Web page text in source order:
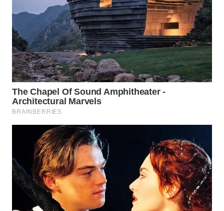
CIANJUR
WN
KEPULAUAN
SERIBU
WN
BINJAI
WN
CIREBON